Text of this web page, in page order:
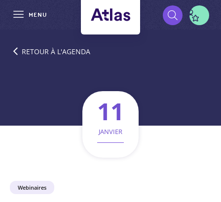
contenu
MENU
Pré-
11
JANVIER
Catégorie
Webinaires
RETOUR À L'AGENDA